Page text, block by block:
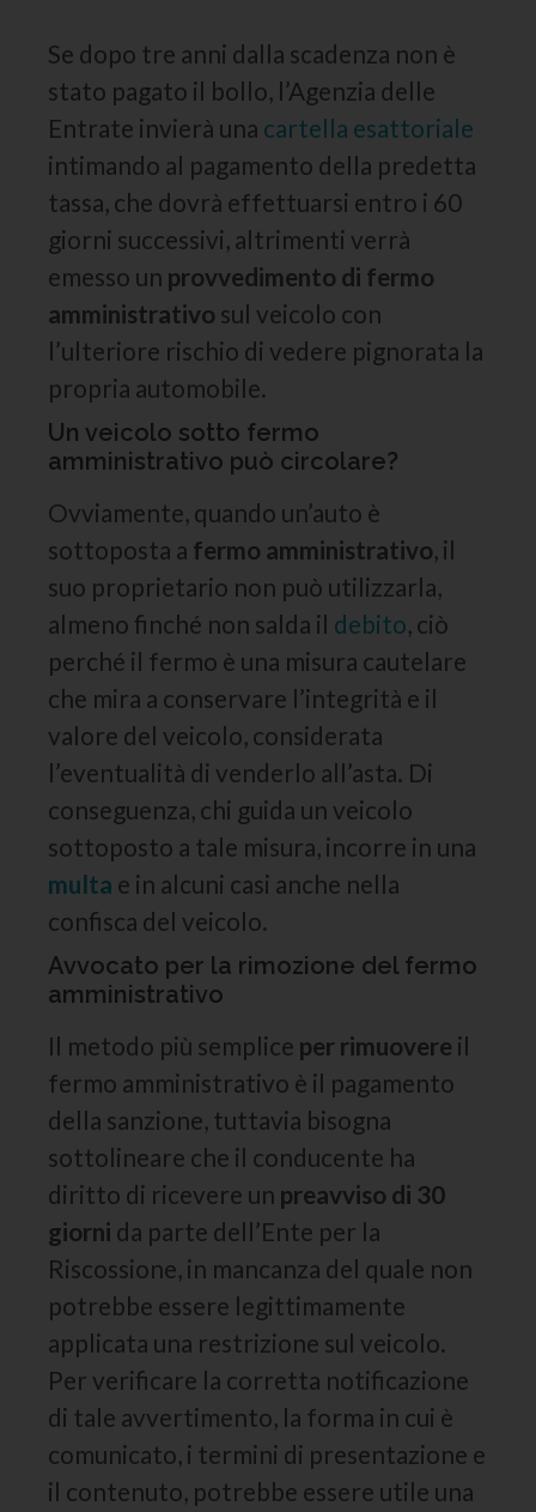
Se dopo tre anni dalla scadenza non è
stato pagato il bollo, l’Agenzia delle
Entrate invierà una cartella esattoriale
intimando al pagamento della predetta
tassa, che dovrà effettuarsi entro i 60
giorni successivi, altrimenti verrà
emesso un provvedimento di fermo
amministrativo sul veicolo con
l’ulteriore rischio di vedere pignorata la
propria automobile.
Un veicolo sotto fermo
amministrativo può circolare?
Ovviamente, quando un’auto è
sottoposta a fermo amministrativo, il
suo proprietario non può utilizzarla,
almeno finché non salda il debito, ciò
perché il fermo è una misura cautelare
che mira a conservare l’integrità e il
valore del veicolo, considerata
l’eventualità di venderlo all’asta. Di
conseguenza, chi guida un veicolo
sottoposto a tale misura, incorre in una
multa e in alcuni casi anche nella
confisca del veicolo.
Avvocato per la rimozione del fermo
amministrativo
Il metodo più semplice per rimuovere il
fermo amministrativo è il pagamento
della sanzione, tuttavia bisogna
sottolineare che il conducente ha
diritto di ricevere un preavviso di 30
giorni da parte dell’Ente per la
Riscossione, in mancanza del quale non
potrebbe essere legittimamente
applicata una restrizione sul veicolo.
Per verificare la corretta notificazione
di tale avvertimento, la forma in cui è
comunicato, i termini di presentazione e
il contenuto, potrebbe essere utile una